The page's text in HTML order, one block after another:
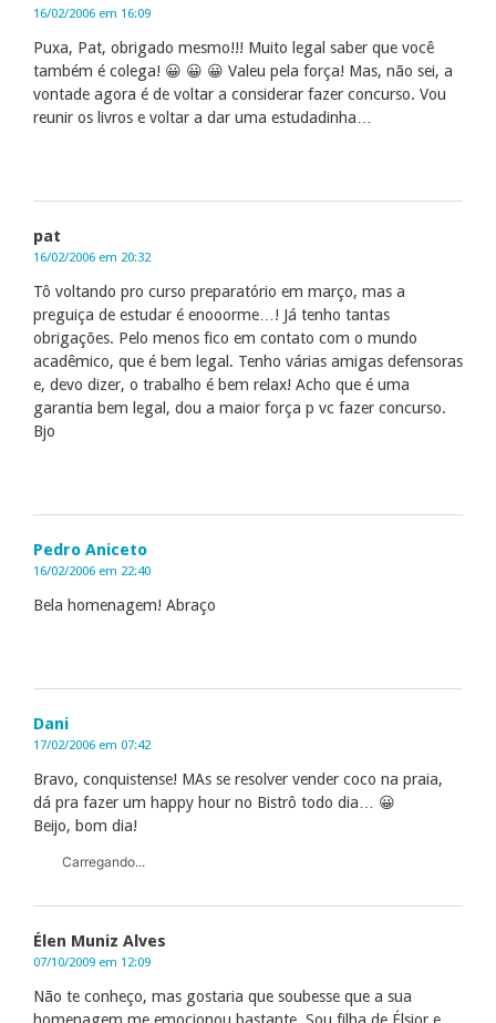
16/02/2006 em 16:09
Puxa, Pat, obrigado mesmo!!! Muito legal saber que você
também é colega! 😀 😀 😀 Valeu pela força! Mas, não sei, a
vontade agora é de voltar a considerar fazer concurso. Vou
reunir os livros e voltar a dar uma estudadinha…
pat
16/02/2006 em 20:32
Tô voltando pro curso preparatório em março, mas a
preguiça de estudar é enooorme…! Já tenho tantas
obrigações. Pelo menos fico em contato com o mundo
acadêmico, que é bem legal. Tenho várias amigas defensoras
e, devo dizer, o trabalho é bem relax! Acho que é uma
garantia bem legal, dou a maior força p vc fazer concurso.
Bjo
Pedro Aniceto
16/02/2006 em 22:40
Bela homenagem! Abraço
Dani
17/02/2006 em 07:42
Bravo, conquistense! MAs se resolver vender coco na praia,
dá pra fazer um happy hour no Bistrô todo dia… 😀
Beijo, bom dia!
Carregando...
Élen Muniz Alves
07/10/2009 em 12:09
Não te conheço, mas gostaria que soubesse que a sua
homenagem me emocionou bastante. Sou filha de Élsior e